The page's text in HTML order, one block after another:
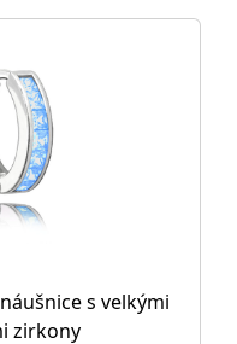
s velkými
zirkony